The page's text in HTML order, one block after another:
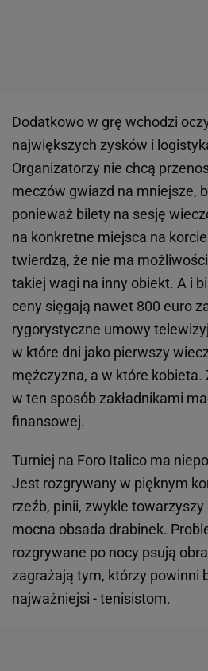
Dodatkowo w grę wchodzi
największych zysków i
Organizatorzy nie chcą
meczów gwiazd na mniejsze,
ponieważ bilety na sesję
na konkretne miejsca na
twierdzą, że nie ma
takiej wagi na inny obiekt. A i
ceny sięgają nawet 800 euro
rygorystyczne umowy
w które dni jako pierwszy
mężczyzna, a w które kobieta.
w ten sposób zakładnikami
finansowej.
Turniej na Foro Italico ma
Jest rozgrywany w pięknym
rzeźb, pinii, zwykle
mocna obsada drabinek.
rozgrywane po nocy psują
zagrażają tym, którzy powinni
najważniejsi - tenisistom.